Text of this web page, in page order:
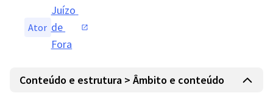
Ator
Juízo
de
Fora
Conteúdo e estrutura > Âmbito e conteúdo